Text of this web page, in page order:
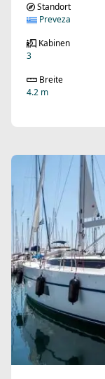
Standort
Preveza
Kabinen
3
Breite
4.2 m